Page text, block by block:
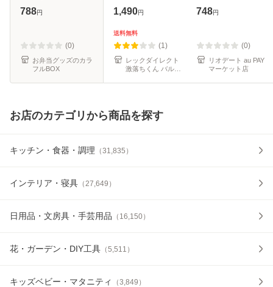
具 布団 枕 ダニ 対
ニ 忌避剤 虫除け
虫対
788円
(0)
お弁当グッズのカラ
フルBOX
キッチン 台所 ゴミ
イト 白色 殺虫 強
力誘引 駆除剤 コバ
エ2000
1,490円
送料無料
(1)
レックダイレクト
激落ちくん バルサ
駆除 さよならカメ
GJ006
748円
(0)
リオデート au PAY
マーケット店
お店のカテゴリから商品を探す
キッチン・食器・調理 （31,835 ）
インテリア・寝具 （ 27,649 ）
日用品・文房具・手芸用品 （ 16,150）
花・ガーデン・DIY工具 （5,511 ）
キッズベビー・マタニティ （3,849 ）